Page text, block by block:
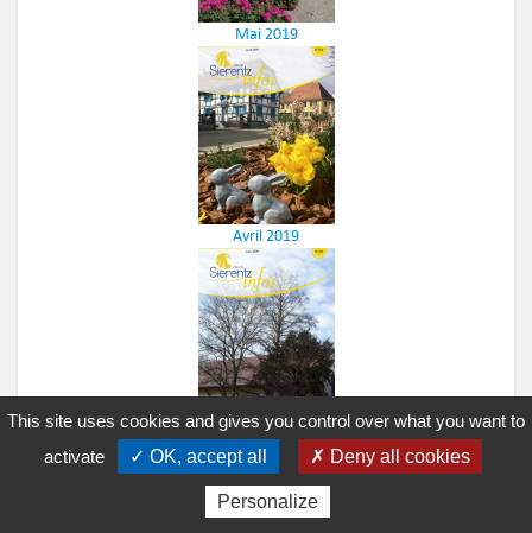
Mai 2019
Avril 2019
Mars 2019
This site uses cookies and gives you control over what you want to
activate
✓ OK, accept all ✗ Deny all cookies
Personalize